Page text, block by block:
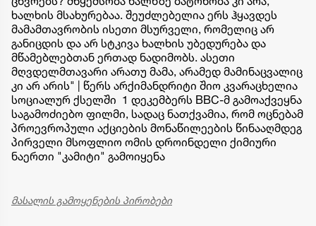
ხალხის მსახურებაა. შეუძლებელია ერს ჰყავდეს
მამამთავრობის ისეთი მსურველი, რომელიც არ
განიცდის და არ სტკივა ხალხის უბედურება და
მწამებლებთან ერთად ნადიმობს. ასეთი
მღვდელმთავარი არათუ მამა, არამედ მამინაცვალიც
კი არ არის" | წერს არქიმანდრიტი შიო კვარაცხელია
სოციალურ ქსელში 1 დეკემბერს BBC-მ გამოაქვეყნა
საგამოძიებო ფილმი, სადაც ნათქვამია, რომ ოცნებამ
პროევროპული აქციების მონაწილეების წინააღმდეგ
პირველი მსოფლიო ომის დროინდელი ქიმიური
ნაერთი "კამიტი" გამოიყენა
მასალის გამოყენების პირობები